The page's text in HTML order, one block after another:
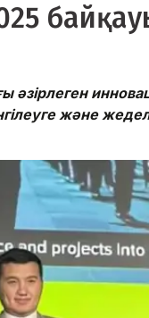
әзірлеген
және